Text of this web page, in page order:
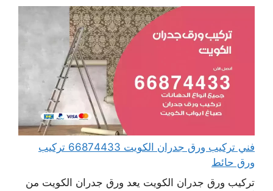
فني تركيب ورق جدران الكويت 66874433 تركيب
ورق حائط
تركيب ورق جدران الكويت يعد ورق جدران الكويت من